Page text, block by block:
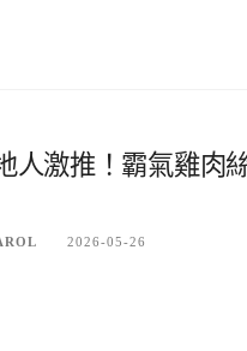
人激推！霸氣雞肉
2026-05-26